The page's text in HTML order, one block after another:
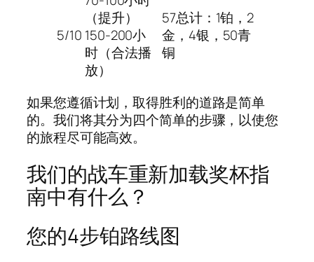
5/10
（提升）
150-200小
时（合法播
放）
57总计：1铂，2
金，4银，50青
铜
如果您遵循计划，取得胜利的道路是简单
的。我们将其分为四个简单的步骤，以使您
的旅程尽可能高效。
我们的战车重新加载奖杯指
南中有什么？
您的4步铂路线图